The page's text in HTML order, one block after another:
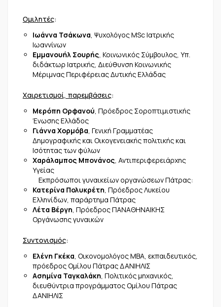
Ομιλητές:
Ιωάννα Τσάκωνα, Ψυχολόγος MSc Ιατρικής
Ιωαννίνων
Εμμανουήλ Σουρής, Κοινωνικός Σύμβουλος, Υπ.
διδάκτωρ Ιατρικής, Διεύθυνση Κοινωνικής
Μέριμνας Περιφέρειας Δυτικής Ελλάδας
Χαιρετισμοί, παρεμβάσεις:
Μερόπη Ορφανού, Πρόεδρος Σοροπτιμιστικής
Ένωσης Ελλάδος
Γιάννα Χορμόβα, Γενική Γραμματέας
Δημογραφικής και Οικογενειακής πολιτικής και
Ισότητας των φύλων
Χαράλαμπος Μπονάνος, Αντιπεριφερειάρχης
Υγείας
Εκπρόσωποι γυναικείων οργανώσεων Πάτρας:
Κατερίνα Πολυκρέτη, Πρόεδρος Λυκείου
Ελληνίδων, παράρτημα Πάτρας
Λέτα Βέργη, Πρόεδρος ΠΑΝΑΘΗΝΑΙΚΗΣ
Οργάνωσης γυναικών
Συντονισμός:
Ελένη Γκέκα, Οικονομολόγος ΜΒΑ, εκπαιδευτικός,
πρόεδρος Ομίλου Πάτρας ΔΑΝΙΗΛΙΣ
Ασημίνα Ταγκαλάκη, Πολιτικός μηχανικός,
διευθύντρια προγράμματος Ομίλου Πάτρας
ΔΑΝΙΗΛΙΣ